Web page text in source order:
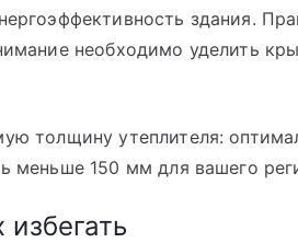
здания.
необходимо уделить
толщину утеплителя:
меньше 150 мм для вашего